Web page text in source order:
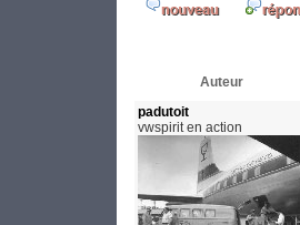
Auteur
padutoit
vwspirit en action